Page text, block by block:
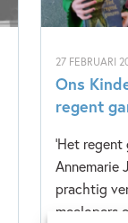
27 FEBRUARI
Ons
regent
'Het regent
Annemarie
prachtig
meelopers